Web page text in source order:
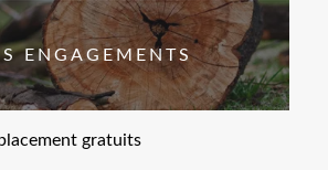
ENGAGEMENTS
gratuits